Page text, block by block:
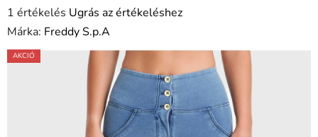
A
termék
átlagos
1 értékelés Ugrás az értékeléshez
Márka: Freddy S.p.A
AKCIÓ